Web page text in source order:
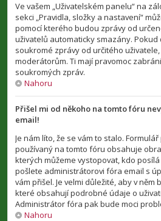
Ve vašem „Uživatelském panelu“ na
sekci „Pravidla, složky a nastavení“
pomocí kterého budou zprávy od
uživatelů automaticky smazány. Pokud
soukromé zprávy od určitého
moderátorům. Ti mají pravomoc
soukromých zpráv.
Nahoru
Přišel mi od někoho na tomto fóru
email!
Je nám líto, že se vám to stalo.
používaný na tomto fóru obsahuje
kterých můžeme vystopovat, kdo
pošlete administrátorovi fóra email s
vám přišel. Je velmi důležité, aby v něm
které obsahují podrobné údaje o
Administrátor fóra pak bude moci
Nahoru